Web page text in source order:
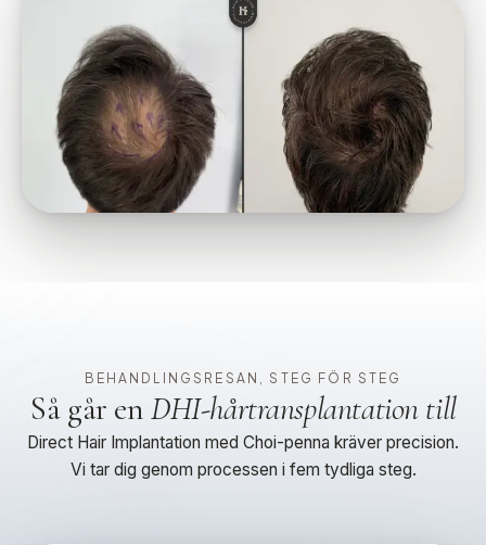
BEHANDLINGSRESAN, STEG FÖR STEG
Så går enDHI-hårtransplantation till
Direct Hair Implantation med Choi-penna kräver precision.
Vi tar dig genom processen i fem tydliga steg.